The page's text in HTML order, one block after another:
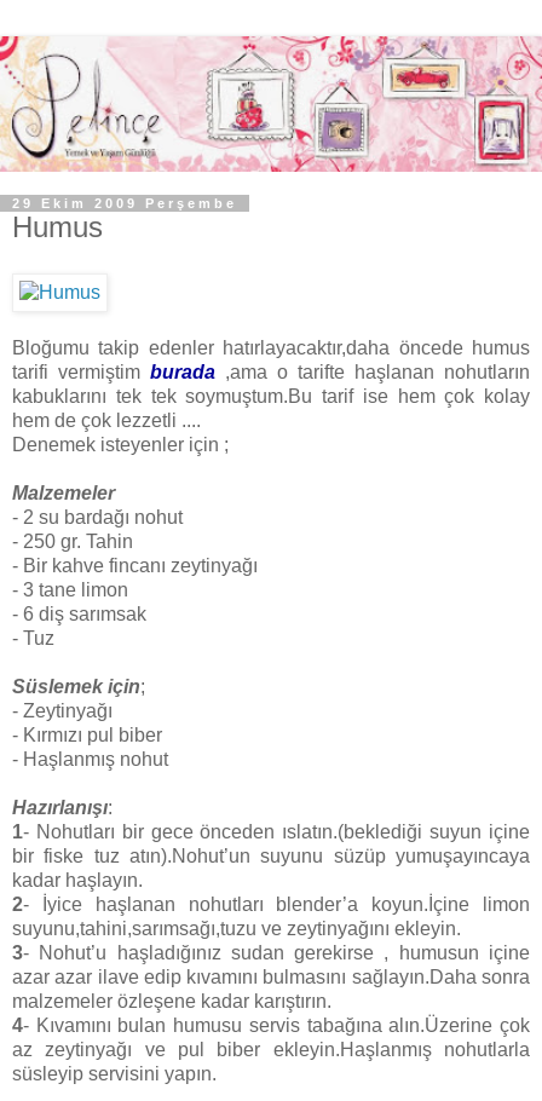
29 Ekim 2009 Perşembe
Humus
Bloğumu takip edenler hatırlayacaktır,daha öncede humus
tarifi vermiştim burada ,ama o tarifte haşlanan nohutların
kabuklarını tek tek soymuştum.Bu tarif ise hem çok kolay
hem de çok lezzetli ....
Denemek isteyenler için ;
Malzemeler
- 2 su bardağı nohut
- 250 gr. Tahin
- Bir kahve fincanı zeytinyağı
- 3 tane limon
- 6 diş sarımsak
- Tuz
Süslemek için;
- Zeytinyağı
- Kırmızı pul biber
- Haşlanmış nohut
Hazırlanışı:
1- Nohutları bir gece önceden ıslatın.(beklediği suyun içine
bir fiske tuz atın).Nohut’un suyunu süzüp yumuşayıncaya
kadar haşlayın.
2- İyice haşlanan nohutları blender’a koyun.İçine limon
suyunu,tahini,sarımsağı,tuzu ve zeytinyağını ekleyin.
3- Nohut’u haşladığınız sudan gerekirse , humusun içine
azar azar ilave edip kıvamını bulmasını sağlayın.Daha sonra
malzemeler özleşene kadar karıştırın.
4- Kıvamını bulan humusu servis tabağına alın.Üzerine çok
az zeytinyağı ve pul biber ekleyin.Haşlanmış nohutlarla
süsleyip servisini yapın.